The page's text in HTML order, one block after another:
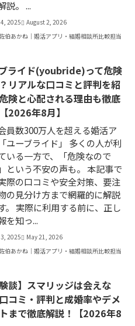
説。 ...
2025
August 2, 2026
伯あかね｜婚活アプリ・結婚相談所比較担当
ライド(youbride)って危険
リアルな口コミと評判を紹
険と心配される理由も徹底
2026年8月】
員数300万人を超える婚活ア
ユーブライド」 多くの人が利
いる一方で、「危険なので
という不安の声も。 本記事で
際の口コミや安全対策、要注
の見分け方まで網羅的に解説
。 実際に利用する前に、正し
を知っ...
2025
May 21, 2026
伯あかね｜婚活アプリ・結婚相談所比較担当
験談】スマリッジは会えな
コミ・評判と成婚率やデメ
まで徹底解説！【2026年8